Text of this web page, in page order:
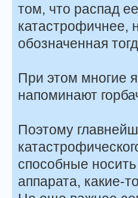
том, что распад
катастрофичнее,
обозначенная
При этом многие
напоминают
Поэтому
способные
аппарата, какие-